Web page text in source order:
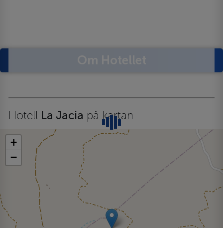
Hotell La Jacia på kartan
+
−